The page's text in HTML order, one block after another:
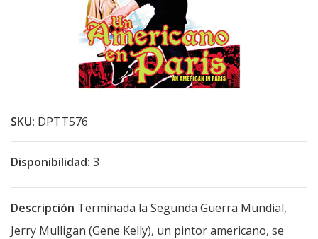
SKU: DPTT576
Disponibilidad: 3
Descripción Terminada la Segunda Guerra Mundial,
Jerry Mulligan (Gene Kelly), un pintor americano, se